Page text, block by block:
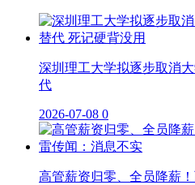
深圳理工大学拟逐步取消
代
2026-07-08 0
高管薪资归零、全员降薪